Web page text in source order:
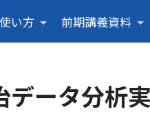
い方 前期講義資料
データ分析